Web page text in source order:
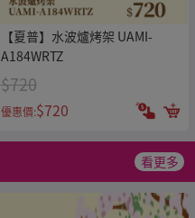
【夏普】水波爐烤架 UAMI-
A184WRTZ
$720
優惠價:$720
看更多